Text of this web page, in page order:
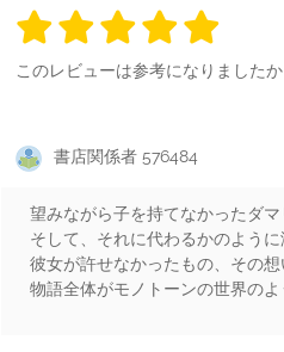
5 stars
5 stars
5 stars
5
このレビューは参考になりましたか
書店関係者 576484
望みながら子を持てなかったダマ
そして、それに代わるかのよう
彼女が許せなかったもの、その
物語全体がモノトーンの世界のよ